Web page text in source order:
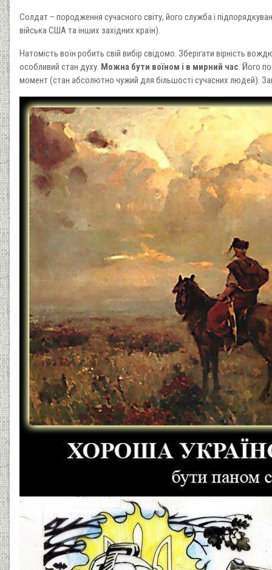
Солдат – породження сучасного світу, його служба і
війська США та інших західних країн).
Натомість воїн робить свій вибір свідомо. Зберігати вірність
особливий стан духу. Можна бути воїном і в мирний час. Його
момент (стан абсолютно чужий для більшості сучасних людей).
13061801e-kozak.jpg